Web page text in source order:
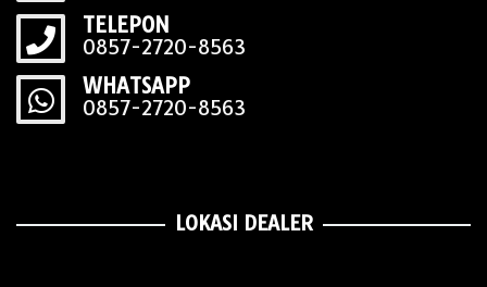
TELEPON
0857-2720-8563
WHATSAPP
0857-2720-8563
LOKASI DEALER